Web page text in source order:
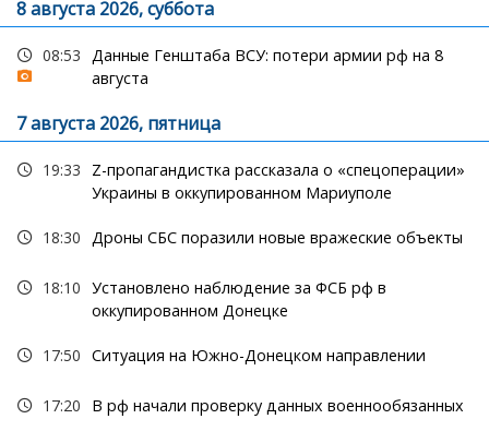
8 августа 2026, суббота
08:53
Данные Генштаба ВСУ: потери армии рф на 8
августа
7 августа 2026, пятница
19:33
Z-пропагандистка рассказала о «спецоперации»
Украины в оккупированном Мариуполе
18:30 Дроны СБС поразили новые вражеские объекты
18:10 Установлено наблюдение за ФСБ рф в
оккупированном Донецке
17:50 Ситуация на Южно-Донецком направлении
17:20 В рф начали проверку данных военнообязанных